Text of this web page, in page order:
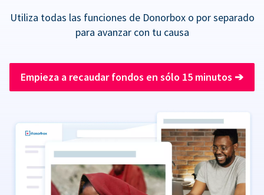
Utiliza todas las funciones de Donorbox o por separado
para avanzar con tu causa
Empieza a recaudar fondos en sólo 15 minutos ➔